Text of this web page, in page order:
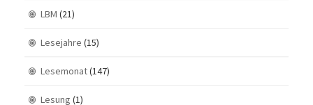
LBM (21)
Lesejahre (15)
Lesemonat(147)
Lesung (1)